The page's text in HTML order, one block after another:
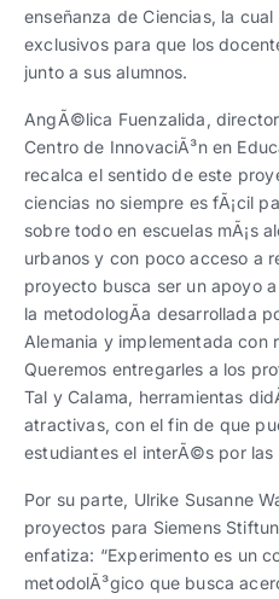
enseñanza de Ciencias, la
exclusivos para que los
junto a sus alumnos.
AngÃ©lica Fuenzalida,
Centro de InnovaciÃ³n en
recalca el sentido de este
ciencias no siempre es fÃ¡cil
sobre todo en escuelas mÃ¡s
urbanos y con poco acceso a
proyecto busca ser un apoyo
la metodologÃ­a desarrollada
Alemania y implementada con
Queremos entregarles a los
Tal y Calama, herramientas
atractivas, con el fin de que
estudiantes el interÃ©s por las
Por su parte, Ulrike Susanne
proyectos para Siemens
enfatiza: “Experimento es un
metodolÃ³gico que busca